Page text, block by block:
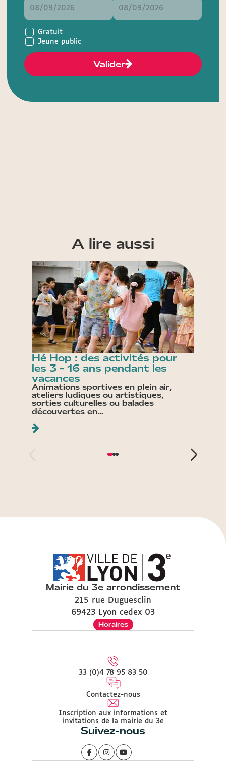
Gratuit
Jeune public
Valider
A lire aussi
Hé Hop : des activités pour
les 3 - 16 ans pendant les
vacances
Animations sportives en plein air,
ateliers ludiques ou artistiques,
sorties culturelles ou balades
découvertes en…
Mairie du 3e arrondissement
215 rue Duguesclin
69423 Lyon cedex 03
Horaires
33 (0)4 78 95 83 50
Contactez-nous
Inscription aux informations et
invitations de la mairie du 3e
Suivez-nous